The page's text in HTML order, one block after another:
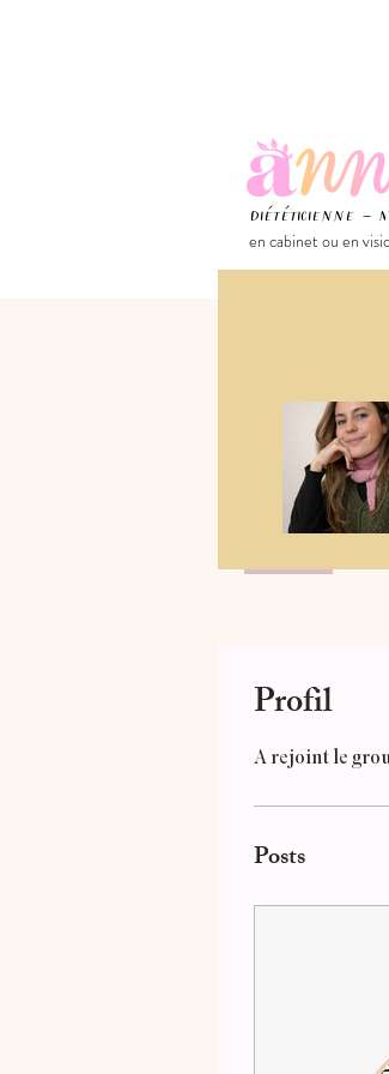
Diététicienne -
en cabinet ou en
Profil
A rejoint le
Posts